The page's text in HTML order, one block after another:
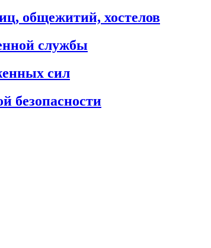
общежитий, хостелов
службы
сил
безопасности